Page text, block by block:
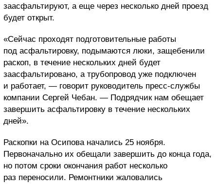
заасфальтируют, а еще через несколько дней проезд
будет открыт.
«Сейчас проходят подготовительные работы
под асфальтировку, подымаются люки, защебенили
раскоп, в течение нескольких дней будет
заасфальтировано, а трубопровод уже подключен
и работает, — говорит руководитель пресс-службы
компании Сергей Чебан. — Подрядчик нам обещает
завершить асфальтировку в течение нескольких
дней».
Раскопки на Осипова начались 25 ноября.
Первоначально их обещали завершить до конца года,
но потом сроки окончания работ несколько
раз переносили. Ремонтники жаловались